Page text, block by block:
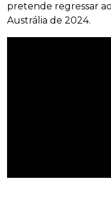
pretende regressar
Austrália de 2024.